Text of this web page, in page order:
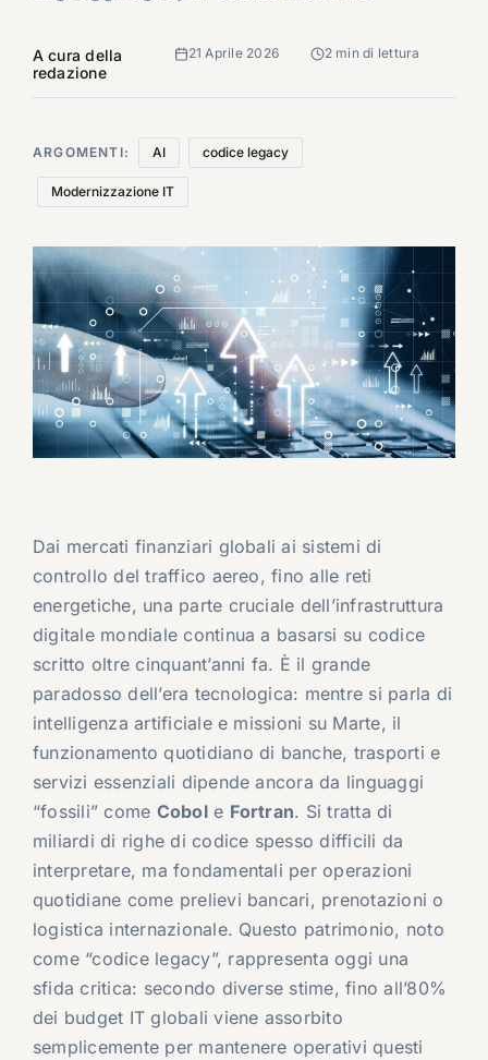
A cura della
redazione
21 Aprile 2026 2 min di lettura
ARGOMENTI: AI codice legacy
Modernizzazione IT
Dai mercati finanziari globali ai sistemi di
controllo del traffico aereo, fino alle reti
energetiche, una parte cruciale dell’infrastruttura
digitale mondiale continua a basarsi su codice
scritto oltre cinquant’anni fa. È il grande
paradosso dell’era tecnologica: mentre si parla di
intelligenza artificiale e missioni su Marte, il
funzionamento quotidiano di banche, trasporti e
servizi essenziali dipende ancora da linguaggi
“fossili” come Cobole Fortran. Si tratta di
miliardi di righe di codice spesso difficili da
interpretare, ma fondamentali per operazioni
quotidiane come prelievi bancari, prenotazioni o
logistica internazionale. Questo patrimonio, noto
come “codice legacy”, rappresenta oggi una
sfida critica: secondo diverse stime, fino all’80%
dei budget IT globali viene assorbito
semplicemente per mantenere operativi questi